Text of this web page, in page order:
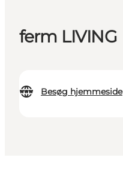
ferm LIVING
Besøg hjemmeside